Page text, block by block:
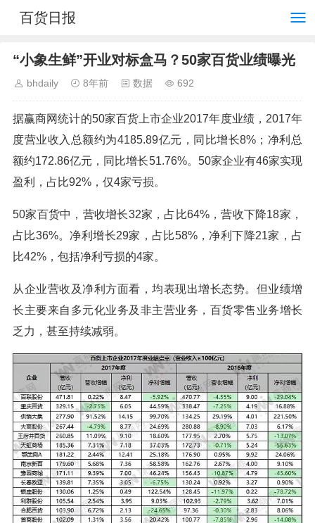
百货日报
“小象生鲜”开业对标盒马？50家百货业绩曝光
bhdaily 8年前 数据 692
据赢商网统计的50家百货上市企业2017年度业绩，2017年
度营业收入总额约为4185.89亿元，同比增长8%；净利总
额约172.86亿元，同比增长51.76%。50家企业有46家实现
盈利，占比92%，仅4家亏损。
50家百货中，营收增长32家，占比64%，营收下降18家，
占比36%。净利增长29家，占比58%，净利下降21家，占
比42%，包括净利亏损的4家。
从企业营收及净利方面看，均表现出增长态势。但业绩增
长主要来自多元化业务及非主营业务，百货零售业务增长
乏力，甚至持续减弱。